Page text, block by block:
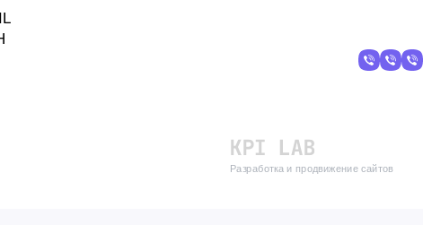
Разработка и продвижение сайтов